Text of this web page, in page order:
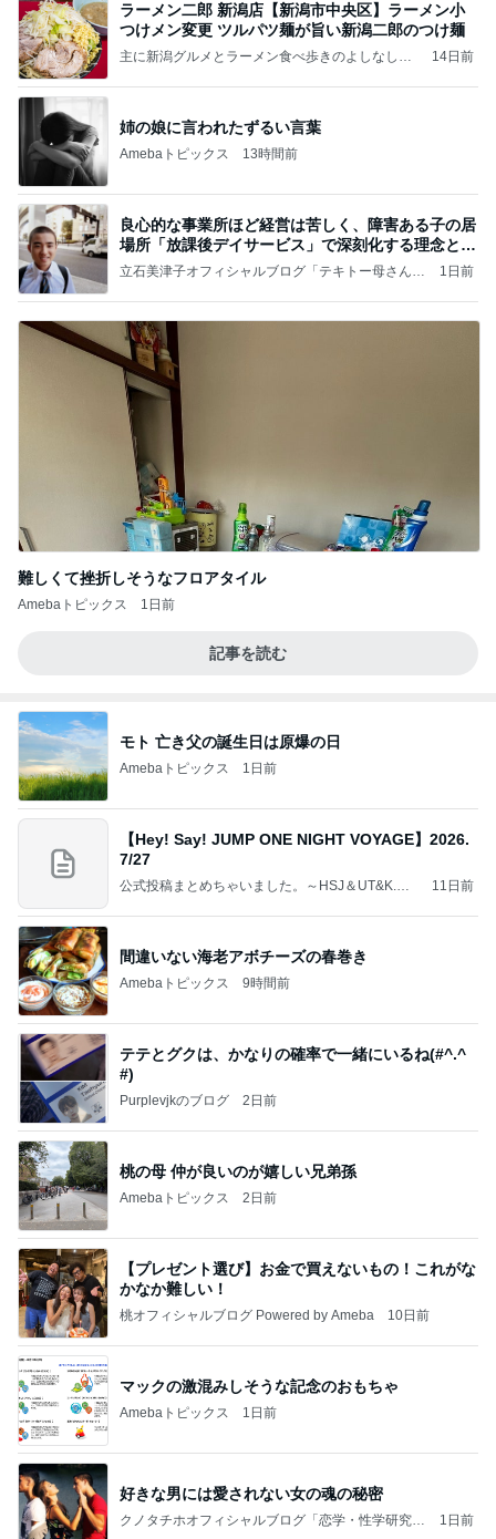
ラーメン二郎 新潟店【新潟市中央区】ラーメン小
つけメン変更 ツルパツ麺が旨い新潟二郎のつけ麺
主に新潟グルメとラーメン食べ歩きのよしなしご
14日前
姉の娘に言われたずるい言葉
Amebaトピックス 13時間前
良心的な事業所ほど経営は苦しく、障害ある子の居
場所「放課後デイサービス」で深刻化する理念と現
実の
立石美津子オフィシャルブログ「テキトー母さんの
1日前
難しくて挫折しそうなフロアタイル
Amebaトピックス 1日前
記事を読む
モト 亡き父の誕生日は原爆の日
Amebaトピックス 1日前
【Hey! Say! JUMP ONE NIGHT VOYAGE】2026.
7/27
公式投稿まとめちゃいました。～HSJ＆UT&K.O.
11日前
間違いない海老アボチーズの春巻き
Amebaトピックス 9時間前
テテとグクは、かなりの確率で一緒にいるね(#^.^
#)
Purplevjkのブログ 2日前
桃の母 仲が良いのが嬉しい兄弟孫
Amebaトピックス 2日前
【プレゼント選び】お金で買えないもの！これがな
かなか難しい！
桃オフィシャルブログ Powered by Ameba 10日前
マックの激混みしそうな記念のおもちゃ
Amebaトピックス 1日前
好きな男には愛されない女の魂の秘密
クノタチホオフィシャルブログ「恋学・性学研究
1日前